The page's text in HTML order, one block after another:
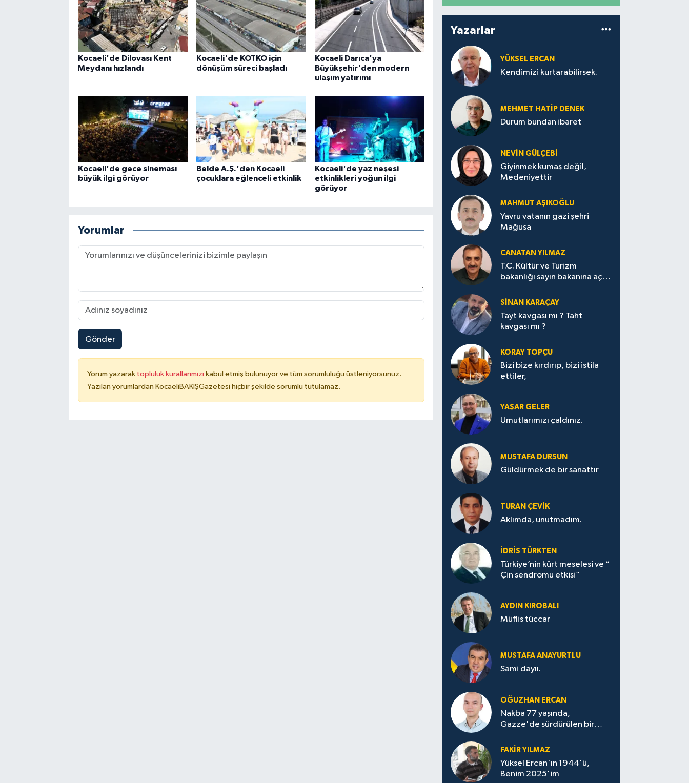
Kocaeli'de Dilovası Kent
Meydanı hızlandı
Kocaeli'de KOTKO için
dönüşüm süreci başladı
Kocaeli Darıca'ya
Büyükşehir'den modern
ulaşım yatırımı
Kocaeli'de gece sineması
büyük ilgi görüyor
Belde A.Ş.'den Kocaeli
çocuklara eğlenceli etkinlik
Kocaeli'de yaz neşesi
etkinlikleri yoğun ilgi
görüyor
Yorumlar
Gönder
Yorum yazarak topluluk kurallarımızı kabul etmiş bulunuyor ve tüm sorumluluğu üstleniyorsunuz.
Yazılan yorumlardan KocaeliBAKIŞGazetesi hiçbir şekilde sorumlu tutulamaz.
Yazarlar
YÜKSEL ERCAN
Kendimizi kurtarabilirsek.
MEHMET HATİP DENEK
Durum bundan ibaret
NEVİN GÜLÇEBİ
Giyinmek kumaş değil,
Medeniyettir
MAHMUT AŞIKOĞLU
Yavru vatanın gazi şehri
Mağusa
CANATAN YILMAZ
T.C. Kültür ve Turizm
bakanlığı sayın bakanına açık
SİNAN KARAÇAY
Tayt kavgası mı ? Taht
kavgası mı ?
KORAY TOPÇU
Bizi bize kırdırıp, bizi istila
ettiler,
YAŞAR GELER
Umutlarımızı çaldınız.
MUSTAFA DURSUN
Güldürmek de bir sanattır
TURAN ÇEVİK
Aklımda, unutmadım.
İDRİS TÜRKTEN
Türkiye’nin kürt meselesi ve “
Çin sendromu etkisi”
AYDIN KIROBALI
Müflis tüccar
MUSTAFA ANAYURTLU
Sami dayıı.
OĞUZHAN ERCAN
Nakba 77 yaşında,
Gazze'de sürdürülen bir
FAKİR YILMAZ
Yüksel Ercan'ın 1944'ü,
Benim 2025'im